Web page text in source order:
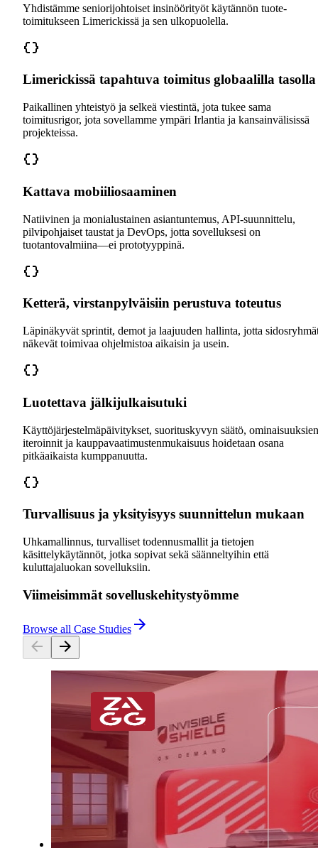
Yhdistämme seniorijohtoiset insinöörityöt käytännön tuote-
toimitukseen Limerickissä ja sen ulkopuolella.
Limerickissä tapahtuva toimitus globaalilla tasolla
Paikallinen yhteistyö ja selkeä viestintä, jota tukee sama
toimitusrigor, jota sovellamme ympäri Irlantia ja kansainvälisissä
projekteissa.
Kattava mobiiliosaaminen
Natiivinen ja monialustainen asiantuntemus, API-suunnittelu,
pilvipohjaiset taustat ja DevOps, jotta sovelluksesi on
tuotantovalmiina—ei prototyyppinä.
Ketterä, virstanpylväisiin perustuva toteutus
Läpinäkyvät sprintit, demot ja laajuuden hallinta, jotta
näkevät toimivaa ohjelmistoa aikaisin ja usein.
Luotettava jälkijulkaisutuki
Käyttöjärjestelmäpäivitykset, suorituskyvyn säätö, ominaisuuksien
iteroinnit ja kauppavaatimustenmukaisuus hoidetaan osana
pitkäaikaista kumppanuutta.
Turvallisuus ja yksityisyys suunnittelun mukaan
Uhkamallinnus, turvalliset todennusmallit ja tietojen
käsittelykäytännöt, jotka sopivat sekä säänneltyihin että
kuluttajaluokan sovelluksiin.
Viimeisimmät sovelluskehitystyömme
Browse all Case Studies